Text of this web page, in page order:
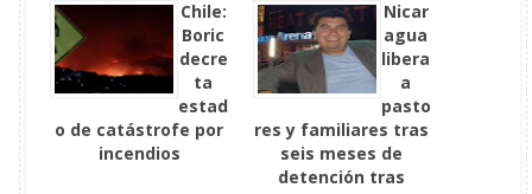
electa
Chile:
Boric
decre
ta
estad
o de catástrofe por
incendios
Nicar
agua
libera
a
pasto
res y familiares tras
seis meses de
detención tras